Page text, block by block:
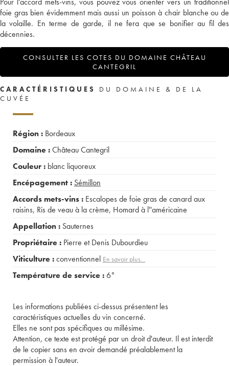
foie gras bien évidemment mais aussi un poisson à chair blanche ou de
la volaille. En terme de garde, il ne fera que se bonifier au fil des
décennies.
CONSULTER LES COTES DU DOMAINE CHÂTEAU
CANTEGRIL
CARACTÉRISTIQUES
DU DOMAINE & DE LA
CUVÉE
Région : Bordeaux
Domaine :Château Cantegril
Couleur : blanc liquoreux
Encépagement : Sémillon
Accords mets-vins : Escalopes de foie gras de canard aux
raisins, Ris de veau à la crème, Homard à l''américaine
Appellation : Sauternes
Propriétaire : Pierre et Denis Dubourdieu
Viticulture :conventionnel En savoir plus...
Température de service : 6°
Les informations publiées ci-dessus présentent les
caractéristiques actuelles du vin concerné.
Elles ne sont pas spécifiques au millésime.
Attention, ce texte est protégé par un droit d'auteur. Il est interdit
de le copier sans en avoir demandé préalablement la
permission à l'auteur.